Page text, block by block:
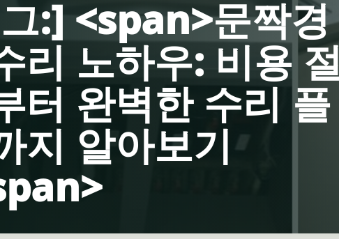
:] <span>문짝경
리 노하우: 비용 절
터 완벽한 수리 플
지 알아보기